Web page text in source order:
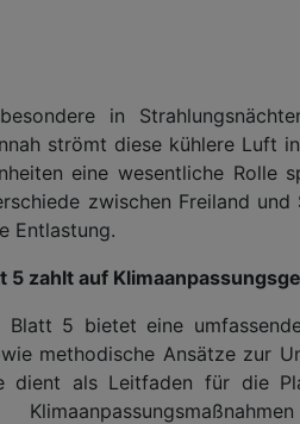
in
strömt diese kühlere Luft
eine wesentliche Rolle
zwischen Freiland
Entlastung.
5 zahlt auf
Blatt 5 bietet eine
methodische Ansätze zur
dient als Leitfaden für die